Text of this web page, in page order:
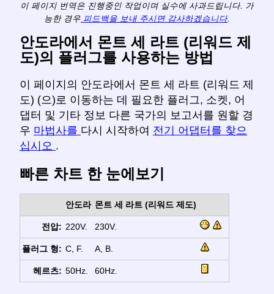
이 페이지 번역은 진행중인 작업이며 실수에 사과드립니다. 가
능한 경우 피드백을 보내 주시면 감사하겠습니다.
안도라에서 몬트 세 라트 (리워드 제
도)의 플러그를 사용하는 방법
이 페이지의 안도라에서 몬트 세 라트 (리워드 제
도) (으)로 이동하는 데 필요한 플러그, 소켓, 어
댑터 및 기타 정보 다른 국가의 보고서를 원할 경
우 마법사를 다시 시작하여 전기 어댑터를 찾으
십시오 .
빠른 차트 한 눈에보기
안도라 몬트 세 라트 (리워드 제도)
전압: 220V. 230V.
플러그 형: C, F. A, B.
헤르츠: 50Hz. 60Hz.